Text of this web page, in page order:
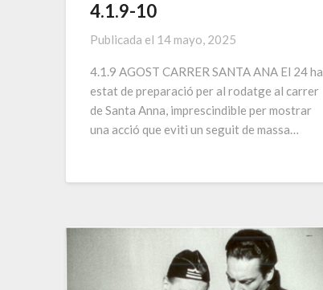
4.1.9-10
Publicada el 14 mayo, 2025
4.1.9 AGOST CARRER SANTA ANA El 24 ha
estat de preparació per al rodatge al carrer
de Santa Anna, imprescindible per mostrar
una acció que eviti un seguit de massa…